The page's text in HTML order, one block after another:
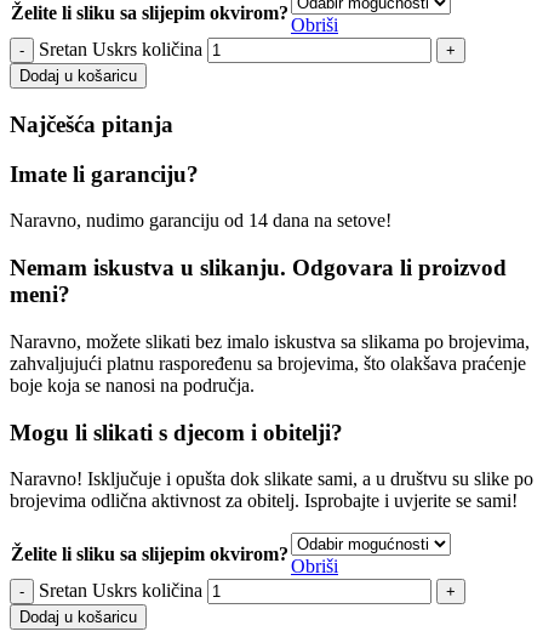
Želite li sliku sa slijepim okvirom?
Obriši
Sretan Uskrs količina
Dodaj u košaricu
Najčešća pitanja
Imate li garanciju?
Naravno, nudimo garanciju od 14 dana na setove!
Nemam iskustva u slikanju. Odgovara li proizvod
meni?
Naravno, možete slikati bez imalo iskustva sa slikama po brojevima,
zahvaljujući platnu raspoređenu sa brojevima, što olakšava praćenje
boje koja se nanosi na područja.
Mogu li slikati s djecom i obitelji?
Naravno! Isključuje i opušta dok slikate sami, a u društvu su slike po
brojevima odlična aktivnost za obitelj. Isprobajte i uvjerite se sami!
Želite li sliku sa slijepim okvirom?
Obriši
Sretan Uskrs količina
Dodaj u košaricu